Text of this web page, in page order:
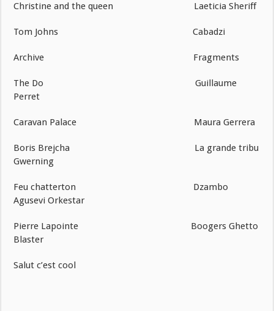
Christine and the queen Laeticia Sheriff
Tom Johns Cabadzi
Archive Fragments
The Do Guillaume
Perret
Caravan Palace Maura Gerrera
Boris Brejcha La grande tribu
Gwerning
Feu chatterton Dzambo
Agusevi Orkestar
Pierre Lapointe Boogers Ghetto
Blaster
Salut c’est cool